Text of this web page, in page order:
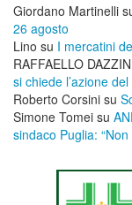
Giordano Martinelli
26 agosto
Lino su I mercatini
RAFFAELLO
si chiede l’azione
Roberto Corsini su
Simone Tomei su
sindaco Puglia: